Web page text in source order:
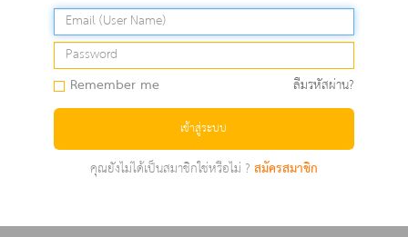
Remember me ลืมรหัสผ่าน?
เข้าสู่ระบบ
คุณยังไม่ได้เป็นสมาชิกใช่หรือไม่ ?สมัครสมาชิก